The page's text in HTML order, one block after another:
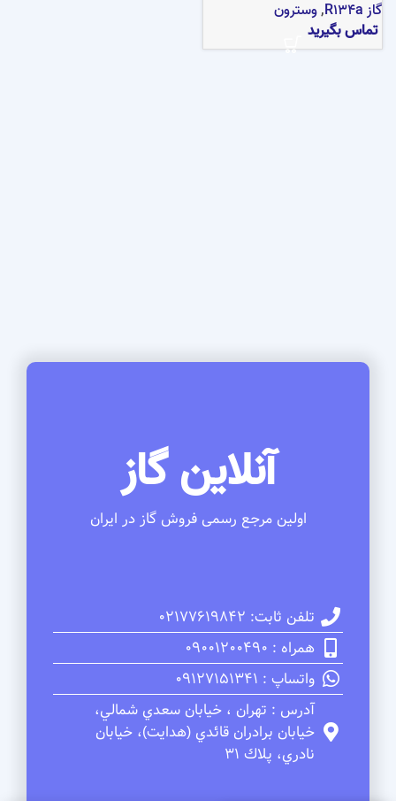
گاز R134a ,وسترون
تماس بگیرید
آنلاین گاز
اولین مرجع رسمی فروش گاز در ایران
تلفن ثابت: 02177619842
همراه : 09001200490
واتساپ : 09127151341
آدرس : تهران ، خيابان سعدي شمالي،
خيابان برادران قائدي (هدايت)، خيابان
نادري، پلاك 31